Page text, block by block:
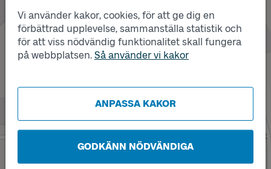
Vi använder kakor, cookies, för att ge dig en
förbättrad upplevelse, sammanställa statistik och
för att viss nödvändig funktionalitet skall fungera
på webbplatsen. Så använder vi kakor
ANPASSA KAKOR
GODKÄNN NÖDVÄNDIGA
Läge
B